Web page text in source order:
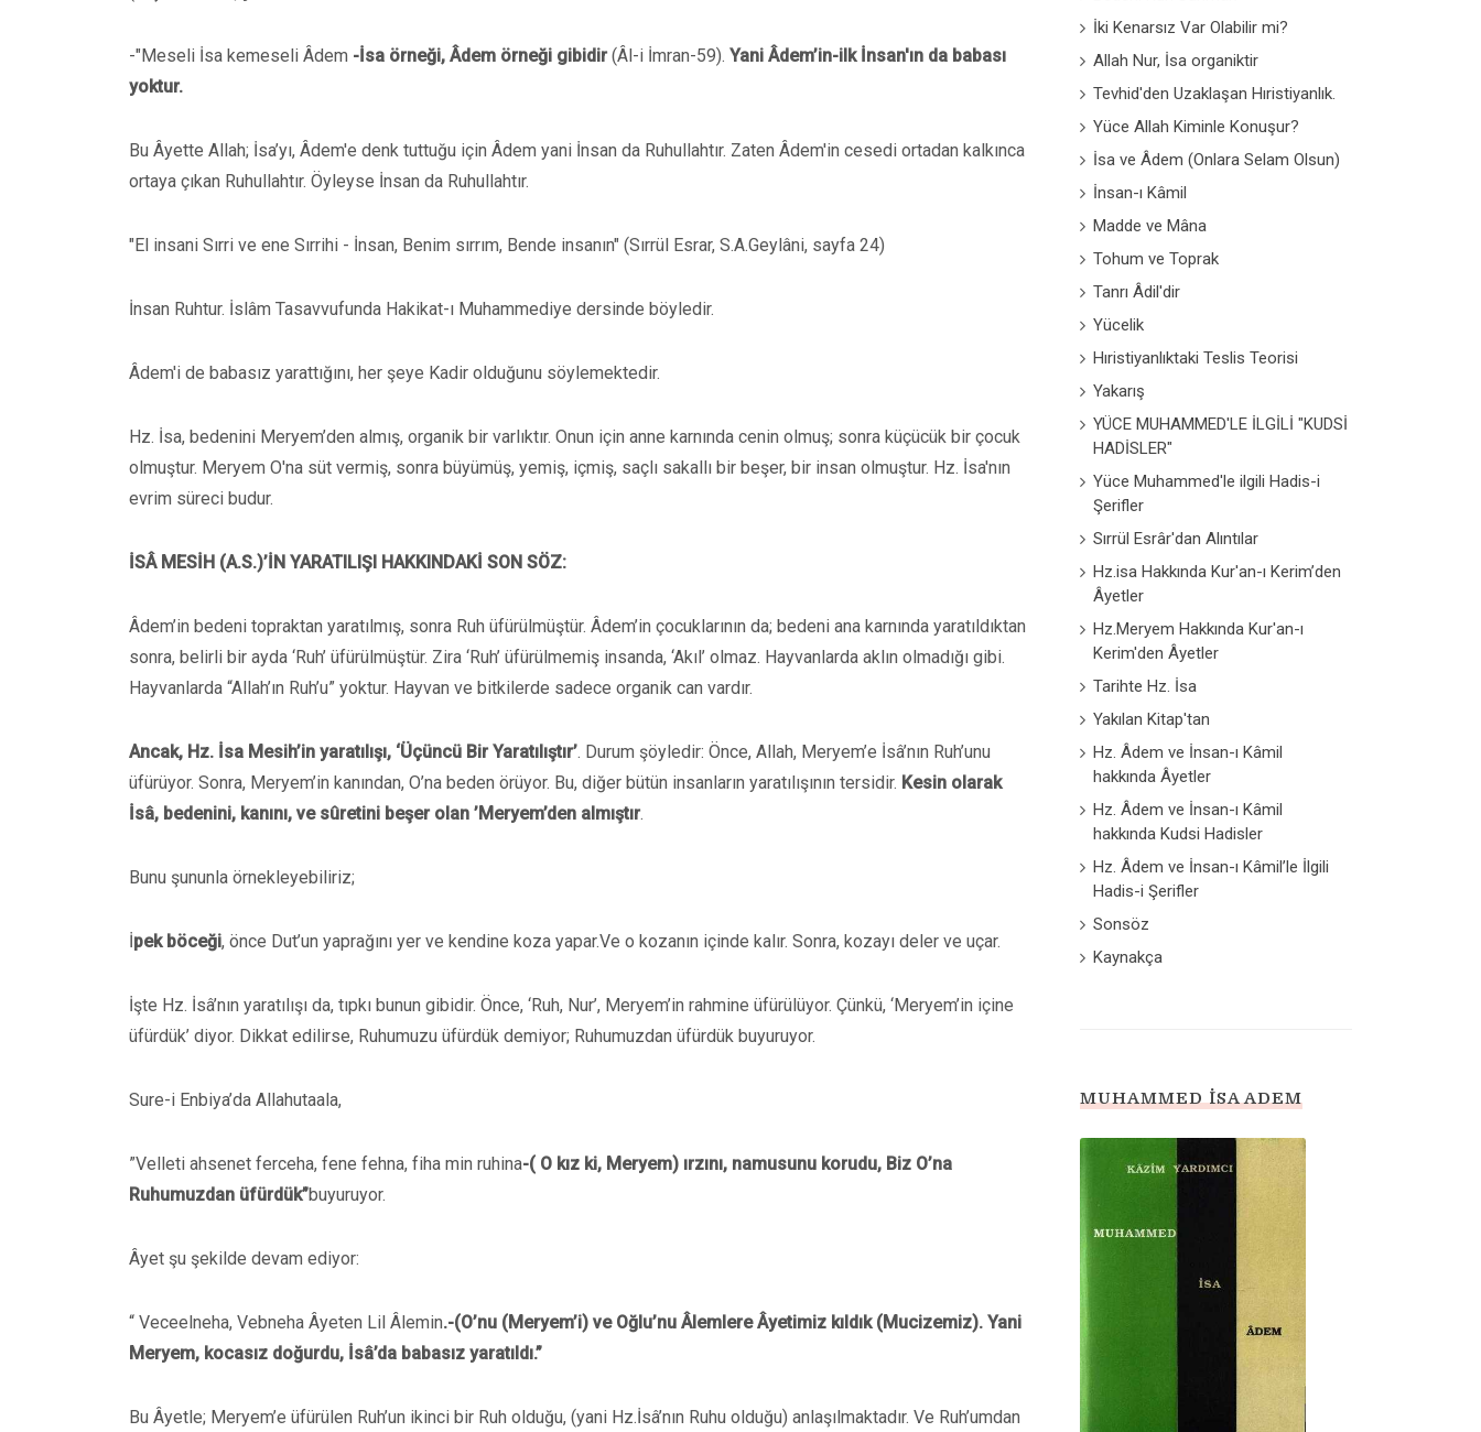
-"Meseli İsa kemeseli Âdem -İsa örneği, Âdem örneği gibidir(Âl-i İmran-59). Yani Âdem’in-ilk İnsan'ın da babası
yoktur.
Bu Âyette Allah; İsa’yı, Âdem'e denk tuttuğu için Âdem yani İnsan da Ruhullahtır. Zaten Âdem'in cesedi ortadan kalkınca
ortaya çıkan Ruhullahtır. Öyleyse İnsan da Ruhullahtır.
"El insani Sırri ve ene Sırrihi - İnsan, Benim sırrım, Bende insanın" (Sırrül Esrar, S.A.Geylâni, sayfa 24)
İnsan Ruhtur. İslâm Tasavvufunda Hakikat-ı Muhammediye dersinde böyledir.
Âdem'i de babasız yarattığını, her şeye Kadir olduğunu söylemektedir.
Hz. İsa, bedenini Meryem’den almış, organik bir varlıktır. Onun için anne karnında cenin olmuş; sonra küçücük bir çocuk
olmuştur. Meryem O'na süt vermiş, sonra büyümüş, yemiş, içmiş, saçlı sakallı bir beşer, bir insan olmuştur. Hz. İsa'nın
evrim süreci budur.
İSÂ MESİH (A.S.)’İN YARATILIŞI HAKKINDAKİ SON SÖZ:
Âdem’in bedeni topraktan yaratılmış, sonra Ruh üfürülmüştür. Âdem’in çocuklarının da; bedeni ana karnında yaratıldıktan
sonra, belirli bir ayda ‘Ruh’ üfürülmüştür. Zira ‘Ruh’ üfürülmemiş insanda, ‘Akıl’ olmaz. Hayvanlarda aklın olmadığı gibi.
Hayvanlarda “Allah’ın Ruh’u” yoktur. Hayvan ve bitkilerde sadece organik can vardır.
Ancak, Hz. İsa Mesih’in yaratılışı, ‘Üçüncü Bir Yaratılıştır’. Durum şöyledir: Önce, Allah, Meryem’e İsâ’nın Ruh’unu
üfürüyor. Sonra, Meryem’in kanından, O’na beden örüyor. Bu, diğer bütün insanların yaratılışının tersidir. Kesin olarak
İsâ, bedenini, kanını, ve sûretini beşer olan ’Meryem’den almıştır.
Bunu şununla örnekleyebiliriz;
İpek böceği, önce Dut’un yaprağını yer ve kendine koza yapar.Ve o kozanın içinde kalır. Sonra, kozayı deler ve uçar.
İşte Hz. İsâ’nın yaratılışı da, tıpkı bunun gibidir. Önce, ‘Ruh, Nur’, Meryem’in rahmine üfürülüyor. Çünkü, ‘Meryem’in içine
üfürdük’ diyor. Dikkat edilirse, Ruhumuzu üfürdük demiyor; Ruhumuzdan üfürdük buyuruyor.
Sure-i Enbiya’da Allahutaala,
”Velleti ahsenet ferceha, fene fehna, fiha min ruhina-( O kız ki, Meryem) ırzını, namusunu korudu, Biz O’na
Ruhumuzdan üfürdük”buyuruyor.
Âyet şu şekilde devam ediyor:
“ Veceelneha, Vebneha Âyeten Lil Âlemin.-(O’nu (Meryem’i) ve Oğlu’nu Âlemlere Âyetimiz kıldık (Mucizemiz). Yani
Meryem, kocasız doğurdu, İsâ’da babasız yaratıldı.”
Bu Âyetle; Meryem’e üfürülen Ruh’un ikinci bir Ruh olduğu, (yani Hz.İsâ’nın Ruhu olduğu) anlaşılmaktadır. Ve Ruh’umdan
İki Kenarsız Var Olabilir mi?
Allah Nur, İsa organiktir
Tevhid'den Uzaklaşan Hıristiyanlık.
Yüce Allah Kiminle Konuşur?
İsa ve Âdem (Onlara Selam Olsun)
İnsan-ı Kâmil
Madde ve Mâna
Tohum ve Toprak
Tanrı Âdil'dir
Yücelik
Hıristiyanlıktaki Teslis Teorisi
Yakarış
YÜCE MUHAMMED'LE İLGİLİ "KUDSİ
HADİSLER"
Yüce Muhammed'le ilgili Hadis-i
Şerifler
Sırrül Esrâr'dan Alıntılar
Hz.isa Hakkında Kur'an-ı Kerim’den
Âyetler
Hz.Meryem Hakkında Kur'an-ı
Kerim'den Âyetler
Tarihte Hz. İsa
Yakılan Kitap'tan
Hz. Âdem ve İnsan-ı Kâmil
hakkında Âyetler
Hz. Âdem ve İnsan-ı Kâmil
hakkında Kudsi Hadisler
Hz. Âdem ve İnsan-ı Kâmil’le İlgili
Hadis-i Şerifler
Sonsöz
Kaynakça
MUHAMMED İSA ADEM